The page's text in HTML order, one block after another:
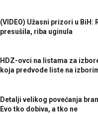
(VIDEO) Užasni prizori u BiH:
presušila, riba uginula
HDZ-ovci na listama za
koja predvode liste na
Detalji velikog povećanja
Evo tko dobiva, a tko ne